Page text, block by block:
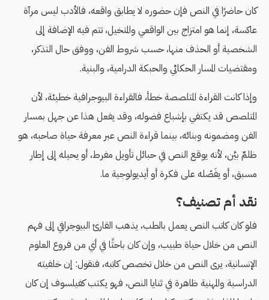
كان حاضرًا في النص فإن حضوره لا يطابق واقعه، فالأدب ليس مرآة
عاكسة، إنما هو امتزاج بين الواقعي والمتخيل، تتم فيه الإضافة إلى
الشخصية أو الحذف منها، حسب شروط الفن، ووفق حال التذكر،
ومقتضيات المسار الحكائي والحبكة الدرامية، والبنية.
وإذا كانت القراءة المتلصصة خطأ، فالقراءة البيوجرافية خطيئة، لأن
المتلصص قد يكتفي بإشباع فضوله، وقد يفعل هذا عن جهل بمسار
الفن ومضمونه وبنائه، بينما قراءة النص عبر معرفة حياة صاحبه، هو
ظلمٌ بيَّن، لأنه يوقع النص في حبائل تأويل مفرط، أو يحيله إلى إطار
مسبق، أو يفَصّله على فكرة أو أيديولوجية ما.
نقد أم تصنيف؟
فلو كان كاتب النص يعمل بالطب، يذهب القارئ البيوجرافي إلى فهم
النص من خلال حياة طبيب، وإن كان باحثًا في أي من فروع العلوم
الإنسانية، يرى النص من خلال تخصص كاتبه، فنقول: إن خلفيته
الدراسية والمهنية ظاهرة في ثنايا النص، فهو يكتب كفيلسوف إن كان